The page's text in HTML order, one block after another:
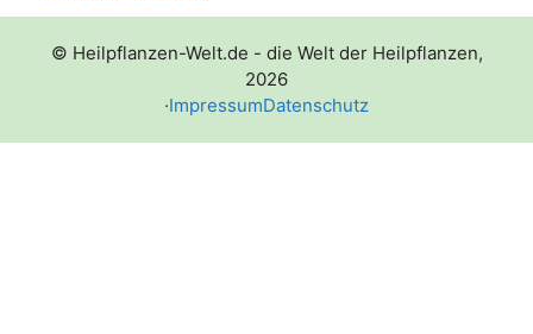
© Heilpflanzen-Welt.de - die Welt der Heilpflanzen,
2026
·ImpressumDatenschutz